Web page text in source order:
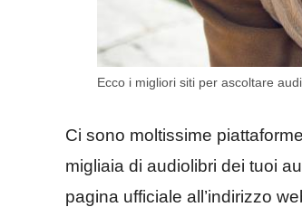
Ecco i migliori siti per ascoltare
Ci sono moltissime
migliaia di audiolibri dei tuoi
pagina ufficiale all’indirizzo